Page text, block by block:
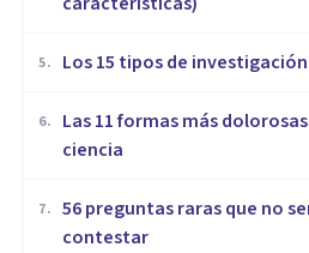
5. Los 15 tipos de
6.
Las 11 formas más
ciencia
7. 56 preguntas raras que no
contestar